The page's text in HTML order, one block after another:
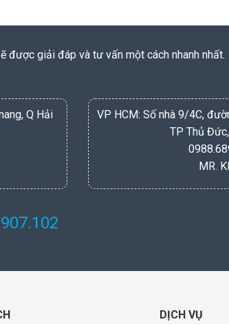
được giải đáp và tư vấn một cách nhanh nhất.
Q Hải
VP HCM: Số nhà 9/4C,
TP Thủ
MR.
DỊCH VỤ